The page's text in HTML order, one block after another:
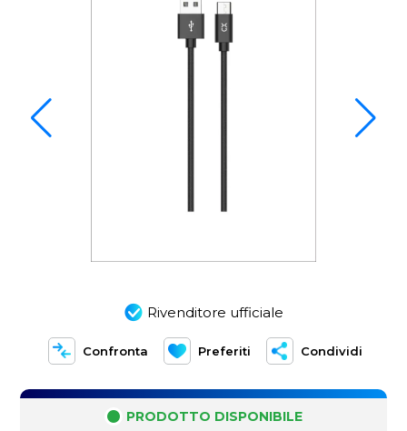
Rivenditore ufficiale
Confronta Preferiti Condividi
PRODOTTO DISPONIBILE